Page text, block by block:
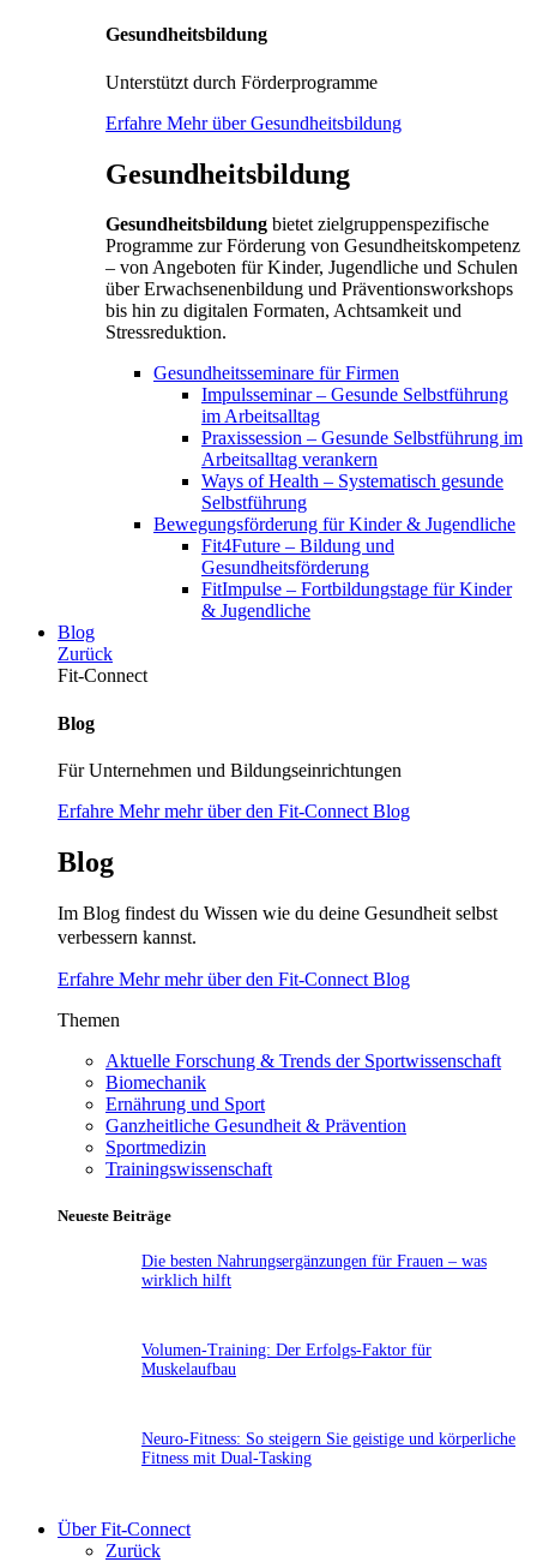
Gesundheitsbildung
Unterstützt durch Förderprogramme
Erfahre Mehr über Gesundheitsbildung
Gesundheitsbildung
Gesundheitsbildung bietet zielgruppenspezifische
Programme zur Förderung von Gesundheitskompetenz
– von Angeboten für Kinder, Jugendliche und Schulen
über Erwachsenenbildung und Präventionsworkshops
bis hin zu digitalen Formaten, Achtsamkeit und
Stressreduktion.
Gesundheitsseminare für Firmen
Impulsseminar – Gesunde Selbstführung
im Arbeitsalltag
Praxissession – Gesunde Selbstführung im
Arbeitsalltag verankern
Ways of Health – Systematisch gesunde
Selbstführung
Bewegungsförderung für Kinder & Jugendliche
Fit4Future – Bildung und
Gesundheitsförderung
FitImpulse – Fortbildungstage für Kinder
& Jugendliche
Blog
Zurück
Fit-Connect
Blog
Für Unternehmen und Bildungseinrichtungen
Erfahre Mehr mehr über den Fit-Connect Blog
Blog
Im Blog findest du Wissen wie du deine Gesundheit selbst
verbessern kannst.
Erfahre Mehr mehr über den Fit-Connect Blog
Themen
Aktuelle Forschung & Trends der Sportwissenschaft
Biomechanik
Ernährung und Sport
Ganzheitliche Gesundheit & Prävention
Sportmedizin
Trainingswissenschaft
Neueste Beiträge
Die besten Nahrungsergänzungen für Frauen – was
wirklich hilft
Volumen-Training: Der Erfolgs-Faktor für
Muskelaufbau
Neuro-Fitness: So steigern Sie geistige und körperliche
Fitness mit Dual-Tasking
Über Fit-Connect
Zurück